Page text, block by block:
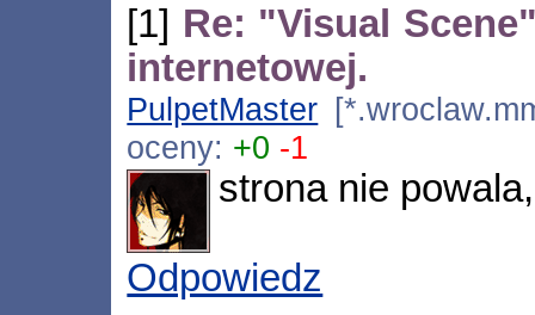
[1] Re: "Visual
internetowej.
PulpetMaster
oceny: +0 -1
strona nie
Odpowiedz